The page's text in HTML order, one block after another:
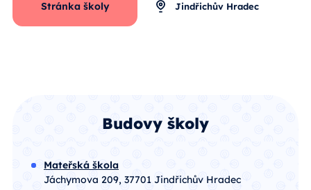
Stránka školy Jindřichův Hradec
Budovy školy
Mateřská škola
Jáchymova 209, 37701 Jindřichův Hradec